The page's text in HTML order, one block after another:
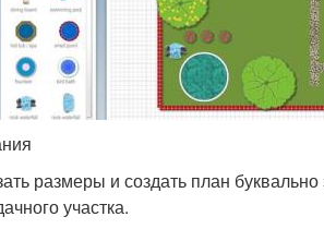
размеры и создать план
участка.